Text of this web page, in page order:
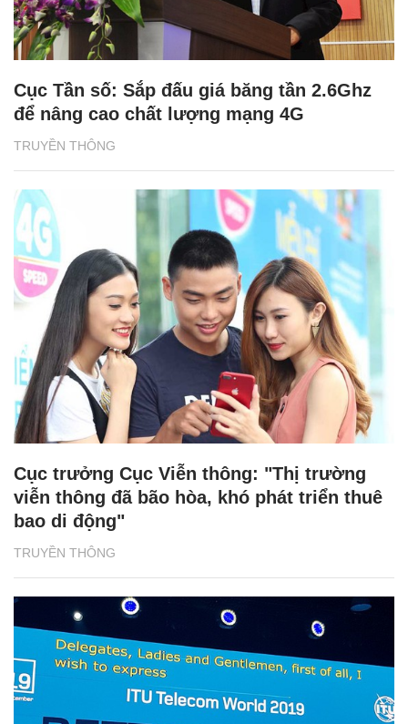
TRUYỀN THÔNG
Cục Tần số: Sắp đấu giá băng tần 2.6Ghz
để nâng cao chất lượng mạng 4G
TRUYỀN THÔNG
Cục trưởng Cục Viễn thông: "Thị trường
viễn thông đã bão hòa, khó phát triển thuê
bao di động"